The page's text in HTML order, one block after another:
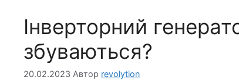
Інверторний
збуваються?
20.02.2023 Автор revolytion